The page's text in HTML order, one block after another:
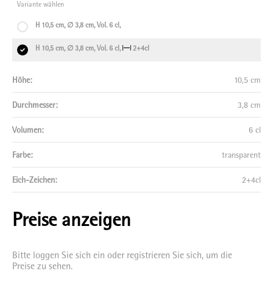
Variante wählen
H 10,5 cm, ∅ 3,8 cm, Vol. 6 cl,
H 10,5 cm, ∅ 3,8 cm, Vol. 6 cl, 2+4cl
Höhe: 10,5 cm
Durchmesser: 3,8 cm
Volumen: 6 cl
Farbe: transparent
Eich-Zeichen: 2+4cl
Preise anzeigen
Bitte loggen Sie sich ein oder registrieren Sie sich, um die
Preise zu sehen.